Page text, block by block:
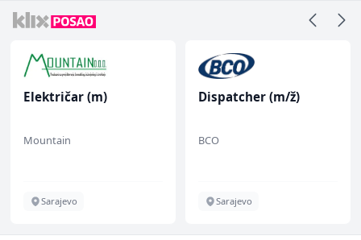
Električar (m)
Mountain
Sarajevo
Dispatcher (m/ž)
BCO
Sarajevo